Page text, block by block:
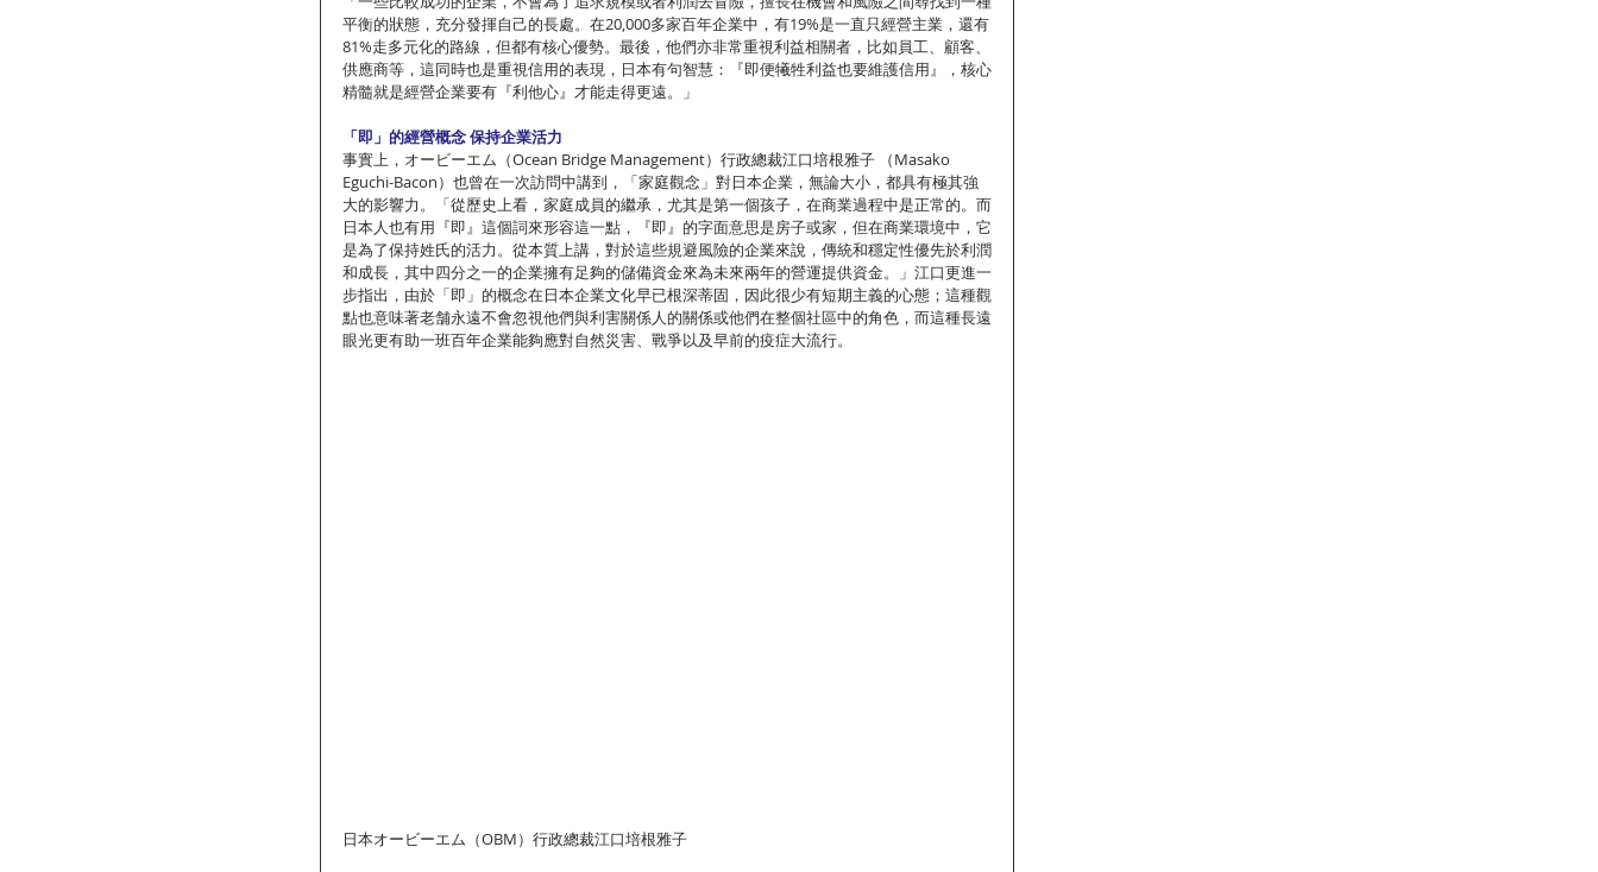
平衡的狀態，充分發揮自己的長處。在20,000多家百年企業中，有19%是一直只經營主業，還有
81%走多元化的路線，但都有核心優勢。最後，他們亦非常重視利益相關者，比如員工、顧客、
供應商等，這同時也是重視信用的表現，日本有句智慧：『即便犧牲利益也要維護信用』，核心
精髓就是經營企業要有『利他心』才能走得更遠。」
「即」的經營概念 保持企業活力
事實上，オービーエム（Ocean Bridge Management）行政總裁江口培根雅子 （Masako
Eguchi-Bacon）也曾在一次訪問中講到，「家庭觀念」對日本企業，無論大小，都具有極其強
大的影響力。「從歷史上看，家庭成員的繼承，尤其是第一個孩子，在商業過程中是正常的。而
日本人也有用『即』這個詞來形容這一點，『即』的字面意思是房子或家，但在商業環境中，它
是為了保持姓氏的活力。從本質上講，對於這些規避風險的企業來說，傳統和穩定性優先於利潤
和成長，其中四分之一的企業擁有足夠的儲備資金來為未來兩年​​的營運提供資金。」江口更進一
步指出，由於「即」的概念在日本企業文化早已根深蒂固，因此很少有短期主義的心態；這種觀
點也意味著老舗永遠不會忽視他們與利害關係人的關係或他們在整個社區中的角色，而這種長遠
眼光更有助一班百年企業能夠應對自然災害、戰爭以及早前的疫症大流行。
日本オービーエム（OBM）行政總裁江口培根雅子